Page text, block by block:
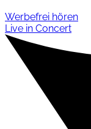
Werbefrei hören
Live in Concert